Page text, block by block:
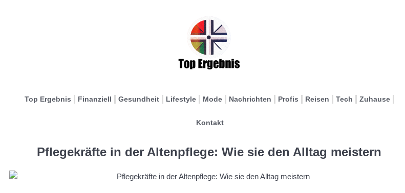
Top Ergebnis Finanziell Gesundheit Lifestyle Mode Nachrichten Profis Reisen Tech Zuhause
Kontakt
Pflegekräfte in der Altenpflege: Wie sie den Alltag meistern